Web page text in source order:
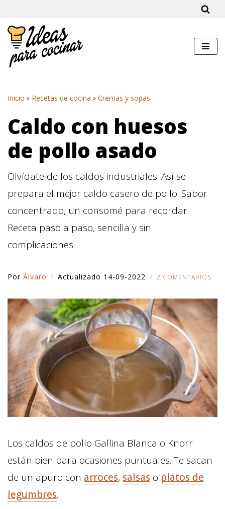
Saltar
al
contenido
Inicio » Recetas de cocina » Cremas y sopas
Caldo con huesos
de pollo asado
Olvídate de los caldos industriales. Así se
prepara el mejor caldo casero de pollo. Sabor
concentrado, un consomé para recordar.
Receta paso a paso, sencilla y sin
complicaciones.
Por Álvaro Actualizado 14-09-2022 2 COMENTARIOS
Los caldos de pollo Gallina Blanca o Knorr
están bien para ocasiones puntuales. Te sacan
de un apuro con arroces, salsas o platos de
legumbres.